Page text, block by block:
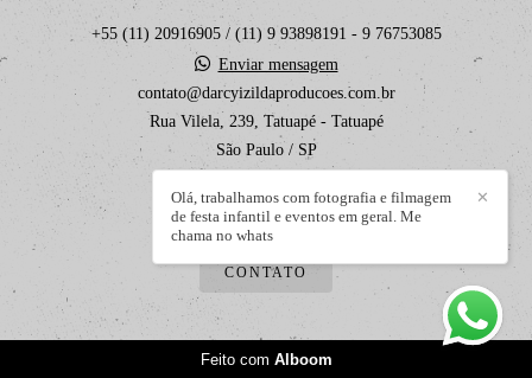
+55 (11) 20916905 / (11) 9 93898191 - 9 76753085
Enviar mensagem
contato@darcyizildaproducoes.com.br
Rua Vilela, 239, Tatuapé - Tatuapé
São Paulo / SP
CONTATO
✕
Olá, trabalhamos com fotografia e filmagem
de festa infantil e eventos em geral. Me
chama no whats
Feito com Alboom